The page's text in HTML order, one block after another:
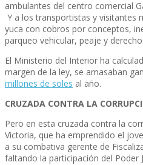
ambulantes del centro comercial
Y a los transportistas y visitantes
yuca con cobros por conceptos,
parqueo vehicular, peaje y
El Ministerio del Interior ha
margen de la ley, se amasaban
millones de soles al año.
CRUZADA CONTRA LA
Pero en esta cruzada contra la
Victoria, que ha emprendido el
a su combativa gerente de
faltando la participación del Poder